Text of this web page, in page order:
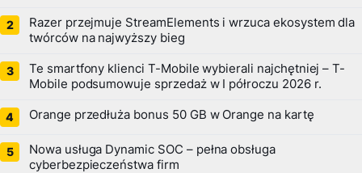
Razer przejmuje StreamElements i wrzuca ekosystem dla
twórców na najwyższy bieg
Te smartfony klienci T-Mobile wybierali najchętniej – T-
Mobile podsumowuje sprzedaż w I półroczu 2026 r.
Orange przedłuża bonus 50 GB w Orange na kartę
Nowa usługa Dynamic SOC – pełna obsługa
cyberbezpieczeństwa firm